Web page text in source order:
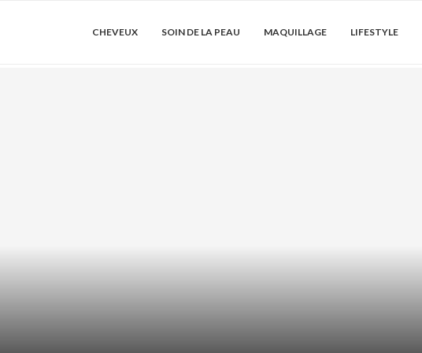
CHEVEUX SOIN DE LA PEAU MAQUILLAGE LIFESTYLE